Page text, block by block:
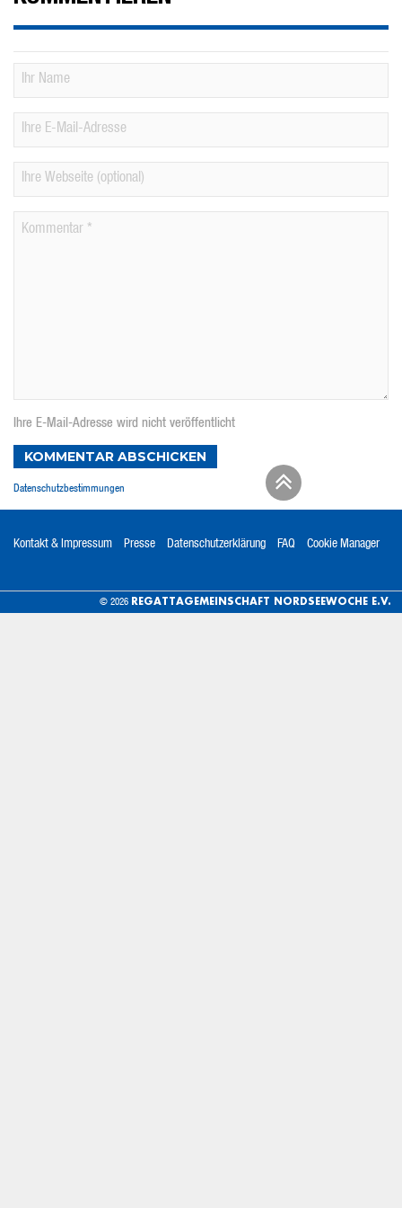
Ihre E-Mail-Adresse wird nicht veröffentlicht
KOMMENTAR ABSCHICKEN
Datenschutzbestimmungen
Kontakt & Impressum Presse Datenschutzerklärung FAQ Cookie Manager
© 2026 REGATTAGEMEINSCHAFT NORDSEEWOCHE E.V.